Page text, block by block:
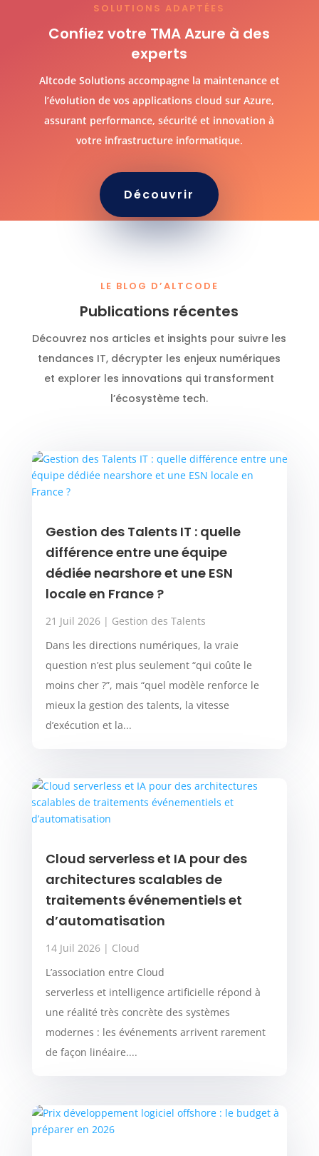
SOLUTIONS ADAPTÉES
Confiez votre TMA Azure à des
experts
Altcode Solutions accompagne la maintenance et
l’évolution de vos applications cloud sur Azure,
assurant performance, sécurité et innovation à
votre infrastructure informatique.
Découvrir
LE BLOG D’ALTCODE
Publications récentes
Découvrez nos articles et insights pour suivre les
tendances IT, décrypter les enjeux numériques
et explorer les innovations qui transforment
l’écosystème tech.
Gestion des Talents IT : quelle
différence entre une équipe
dédiée nearshore et une ESN
locale en France ?
21 Juil 2026| Gestion des Talents
Dans les directions numériques, la vraie
question n’est plus seulement “qui coûte le
moins cher ?”, mais “quel modèle renforce le
mieux la gestion des talents, la vitesse
d’exécution et la...
Cloud serverless et IA pour des
architectures scalables de
traitements événementiels et
d’automatisation
14 Juil 2026| Cloud
L’association entre Cloud
serverless et intelligence artificielle répond à
une réalité très concrète des systèmes
modernes : les événements arrivent rarement
de façon linéaire....